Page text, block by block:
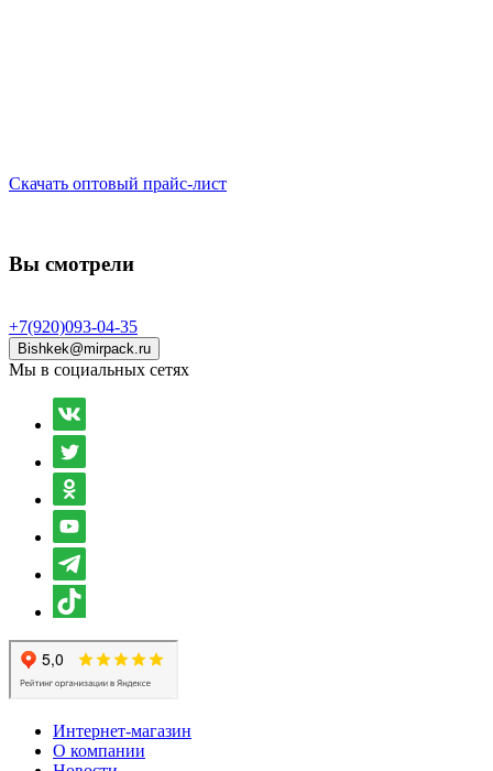
Скачать оптовый прайс-лист
Вы смотрели
+7(920)093-04-35
Bishkek@mirpack.ru
Мы в социальных сетях
Интернет-магазин
О компании